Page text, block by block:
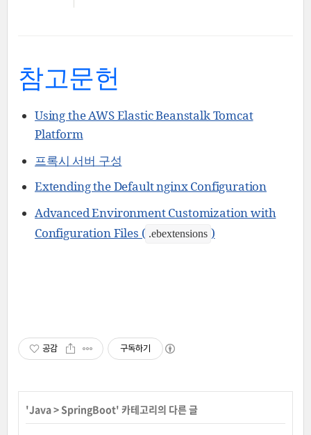
참고문헌
Using the AWS Elastic Beanstalk Tomcat
Platform
프록시 서버 구성
Extending the Default nginx Configuration
Advanced Environment Customization with
Configuration Files ( .ebextensions )
공감 구독하기
'Java> SpringBoot' 카테고리의 다른 글